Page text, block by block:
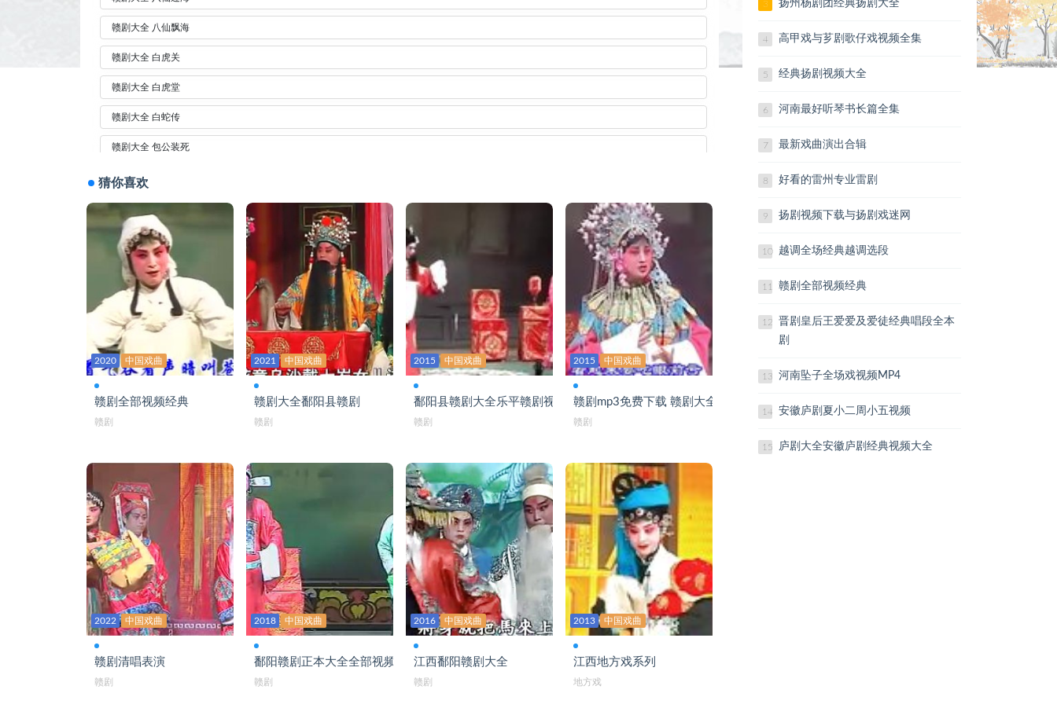
赣剧大全 凤凰山
http://www.quyi8.com/topiclist/
赣剧大全 八仙飘海
赣剧大全 白虎关
赣剧大全 白虎堂
赣剧大全 白蛇传
赣剧大全 包公装死
赣剧大全 宝莲灯
赣剧大全 碧桃花
赣剧大全 避尘珠
赣剧大全 程婴救孤
赣剧大全 春娥冤
赣剧大全 崔子试妻
赣剧大全 但愿人长久
赣剧大全 点彩礼
赣剧大全 刁南楼
赣剧大全 貂蝉拜月
赣剧大全 钓金龟
赣剧大全 洞房冤
猜你喜欢
2020 中国戏曲
赣剧全部视频经典
赣剧
2021 中国戏曲
赣剧大全鄱阳县赣剧
赣剧
2015 中国戏曲
鄱阳县赣剧大全乐平赣剧视频
赣剧
2015 中国戏曲
赣剧mp3免费下载 赣剧大全视频下载
赣剧
2022 中国戏曲
赣剧清唱表演
赣剧
2018 中国戏曲
鄱阳赣剧正本大全全部视频
赣剧
2016 中国戏曲
江西鄱阳赣剧大全
赣剧
2013 中国戏曲
江西地方戏系列
地方戏
3 扬州杨剧团经典扬剧大全
4 高甲戏与芗剧歌仔戏视频全集
5 经典扬剧视频大全
6 河南最好听琴书长篇全集
7 最新戏曲演出合辑
8 好看的雷州专业雷剧
9 扬剧视频下载与扬剧戏迷网
10 越调全场经典越调选段
11 赣剧全部视频经典
12
晋剧皇后王爱爱及爱徒经典唱段全本
剧
13 河南坠子全场戏视频MP4
14 安徽庐剧夏小二周小五视频
15 庐剧大全安徽庐剧经典视频大全